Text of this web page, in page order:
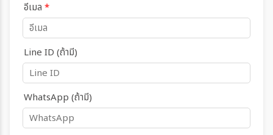
อีเมล *
Line ID (ถ้ามี)
WhatsApp (ถ้ามี)